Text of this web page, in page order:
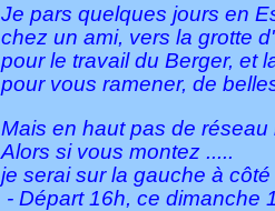
Je pars quelques jours en
chez un ami, vers la grotte
pour le travail du Berger, et
pour vous ramener, de
Mais en haut pas de réseau
Alors si vous montez .....
je serai sur la gauche à
- Départ 16h, ce dimanche